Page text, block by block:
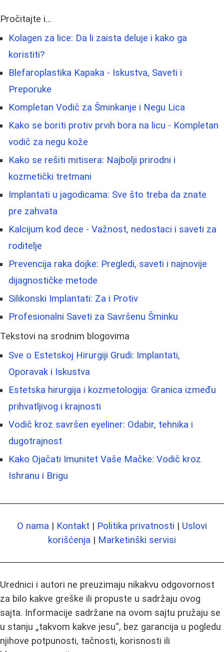
Pročitajte i...
Kolagen za lice: Da li zaista deluje i kako ga
koristiti?
Blefaroplastika Kapaka - Iskustva, Saveti i
Preporuke
Kompletan Vodič za Šminkanje i Negu Lica
Kako se boriti protiv prvih bora na licu - Kompletan
vodič za negu kože
Kako se rešiti mitisera: Najbolji prirodni i
kozmetički tretmani
Implantati u jagodicama: Sve što treba da znate
pre zahvata
Kalcijum kod dece - Važnost, nedostaci i saveti za
roditelje
Prevencija raka dojke: Pregledi, saveti i najnovije
dijagnostičke metode
Silikonski Implantati: Za i Protiv
Profesionalni Saveti za Savršenu Šminku
Tekstovi na srodnim blogovima
Sve o Estetskoj Hirurgiji Grudi: Implantati,
Oporavak i Iskustva
Estetska hirurgija i kozmetologija: Granica između
prihvatljivog i krajnosti
Vodič kroz savršen eyeliner: Odabir, tehnika i
dugotrajnost
Kako Ojačati Imunitet Vaše Mačke: Vodič kroz
Ishranu i Brigu
O nama | Kontakt | Politika privatnosti | Uslovi
korišćenja | Marketinški servisi
Urednici i autori ne preuzimaju nikakvu odgovornost
za bilo kakve greške ili propuste u sadržaju ovog
sajta. Informacije sadržane na ovom sajtu pružaju se
u stanju „takvom kakve jesu“, bez garancija u pogledu
njihove potpunosti, tačnosti, korisnosti ili